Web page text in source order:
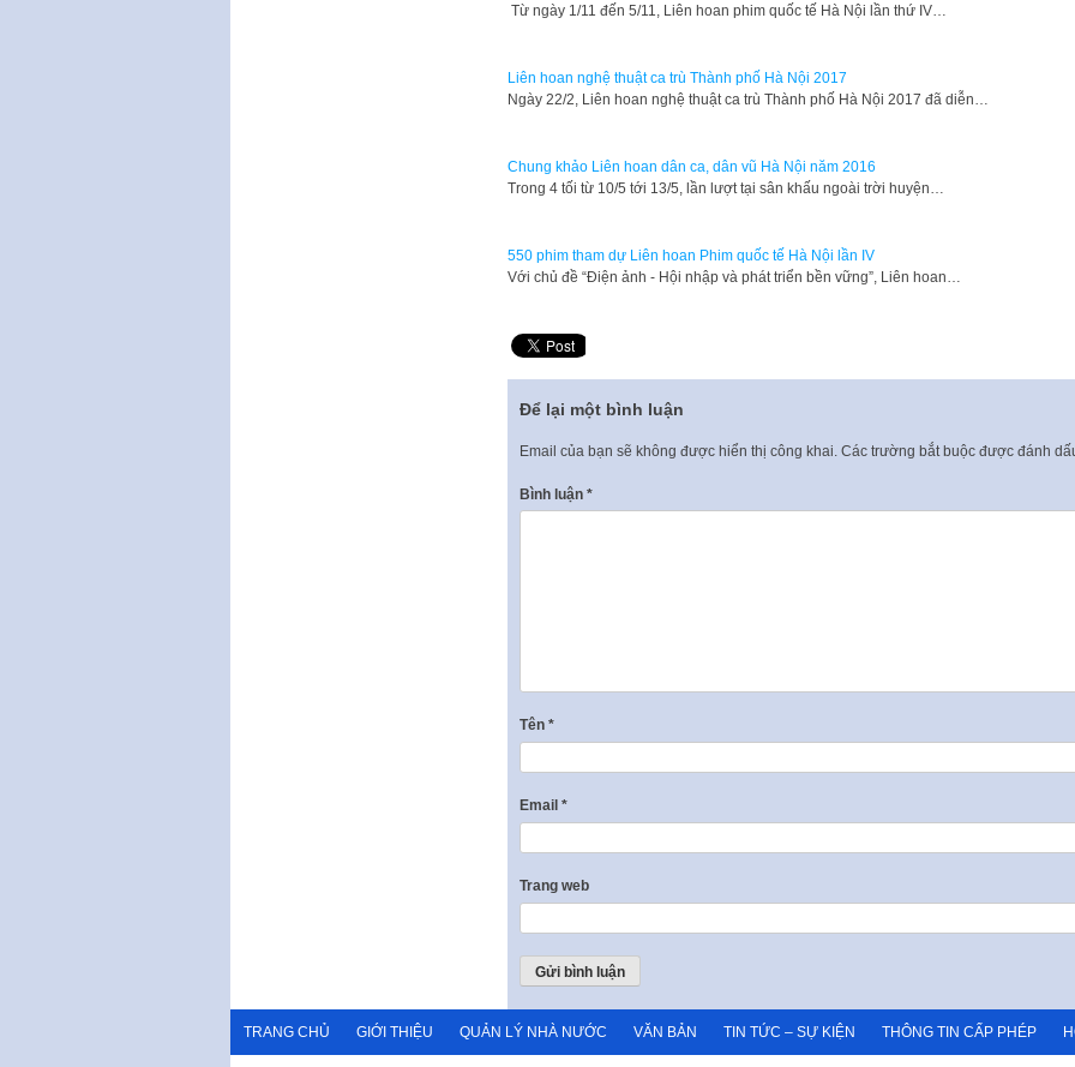
Từ ngày 1/11 đến 5/11, Liên hoan phim quốc tế Hà Nội lần thứ IV…
Liên hoan nghệ thuật ca trù Thành phố Hà Nội 2017
Ngày 22/2, Liên hoan nghệ thuật ca trù Thành phố Hà Nội 2017 đã diễn…
Chung khảo Liên hoan dân ca, dân vũ Hà Nội năm 2016
Trong 4 tối từ 10/5 tới 13/5, lần lượt tại sân khấu ngoài trời huyện…
550 phim tham dự Liên hoan Phim quốc tế Hà Nội lần IV
Với chủ đề “Điện ảnh - Hội nhập và phát triển bền vững”, Liên hoan…
Để lại một bình luận
Email của bạn sẽ không được hiển thị công khai. Các trường bắt buộc được đánh
Bình luận *
Tên *
Email *
Trang web
TRANG CHỦ GIỚI THIỆU QUẢN LÝ NHÀ NƯỚC VĂN BẢN TIN TỨC – SỰ KIỆN THÔNG TIN CẤP PHÉP